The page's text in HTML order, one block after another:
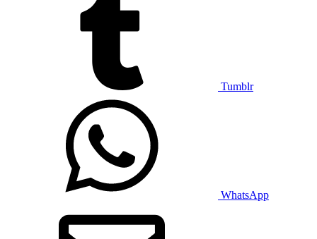
Tumblr
WhatsApp